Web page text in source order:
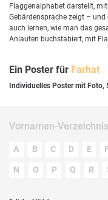
Flaggenalphabet darstellt,
Gebärdensprache zeigt – und
auch lernen, wie man das
Anlauten buchstabiert, mit
Ein Poster für Farhat
Individuelles Poster mit Foto,
Vornamen-Verzeichnis
A B C D E F
N O P Q R